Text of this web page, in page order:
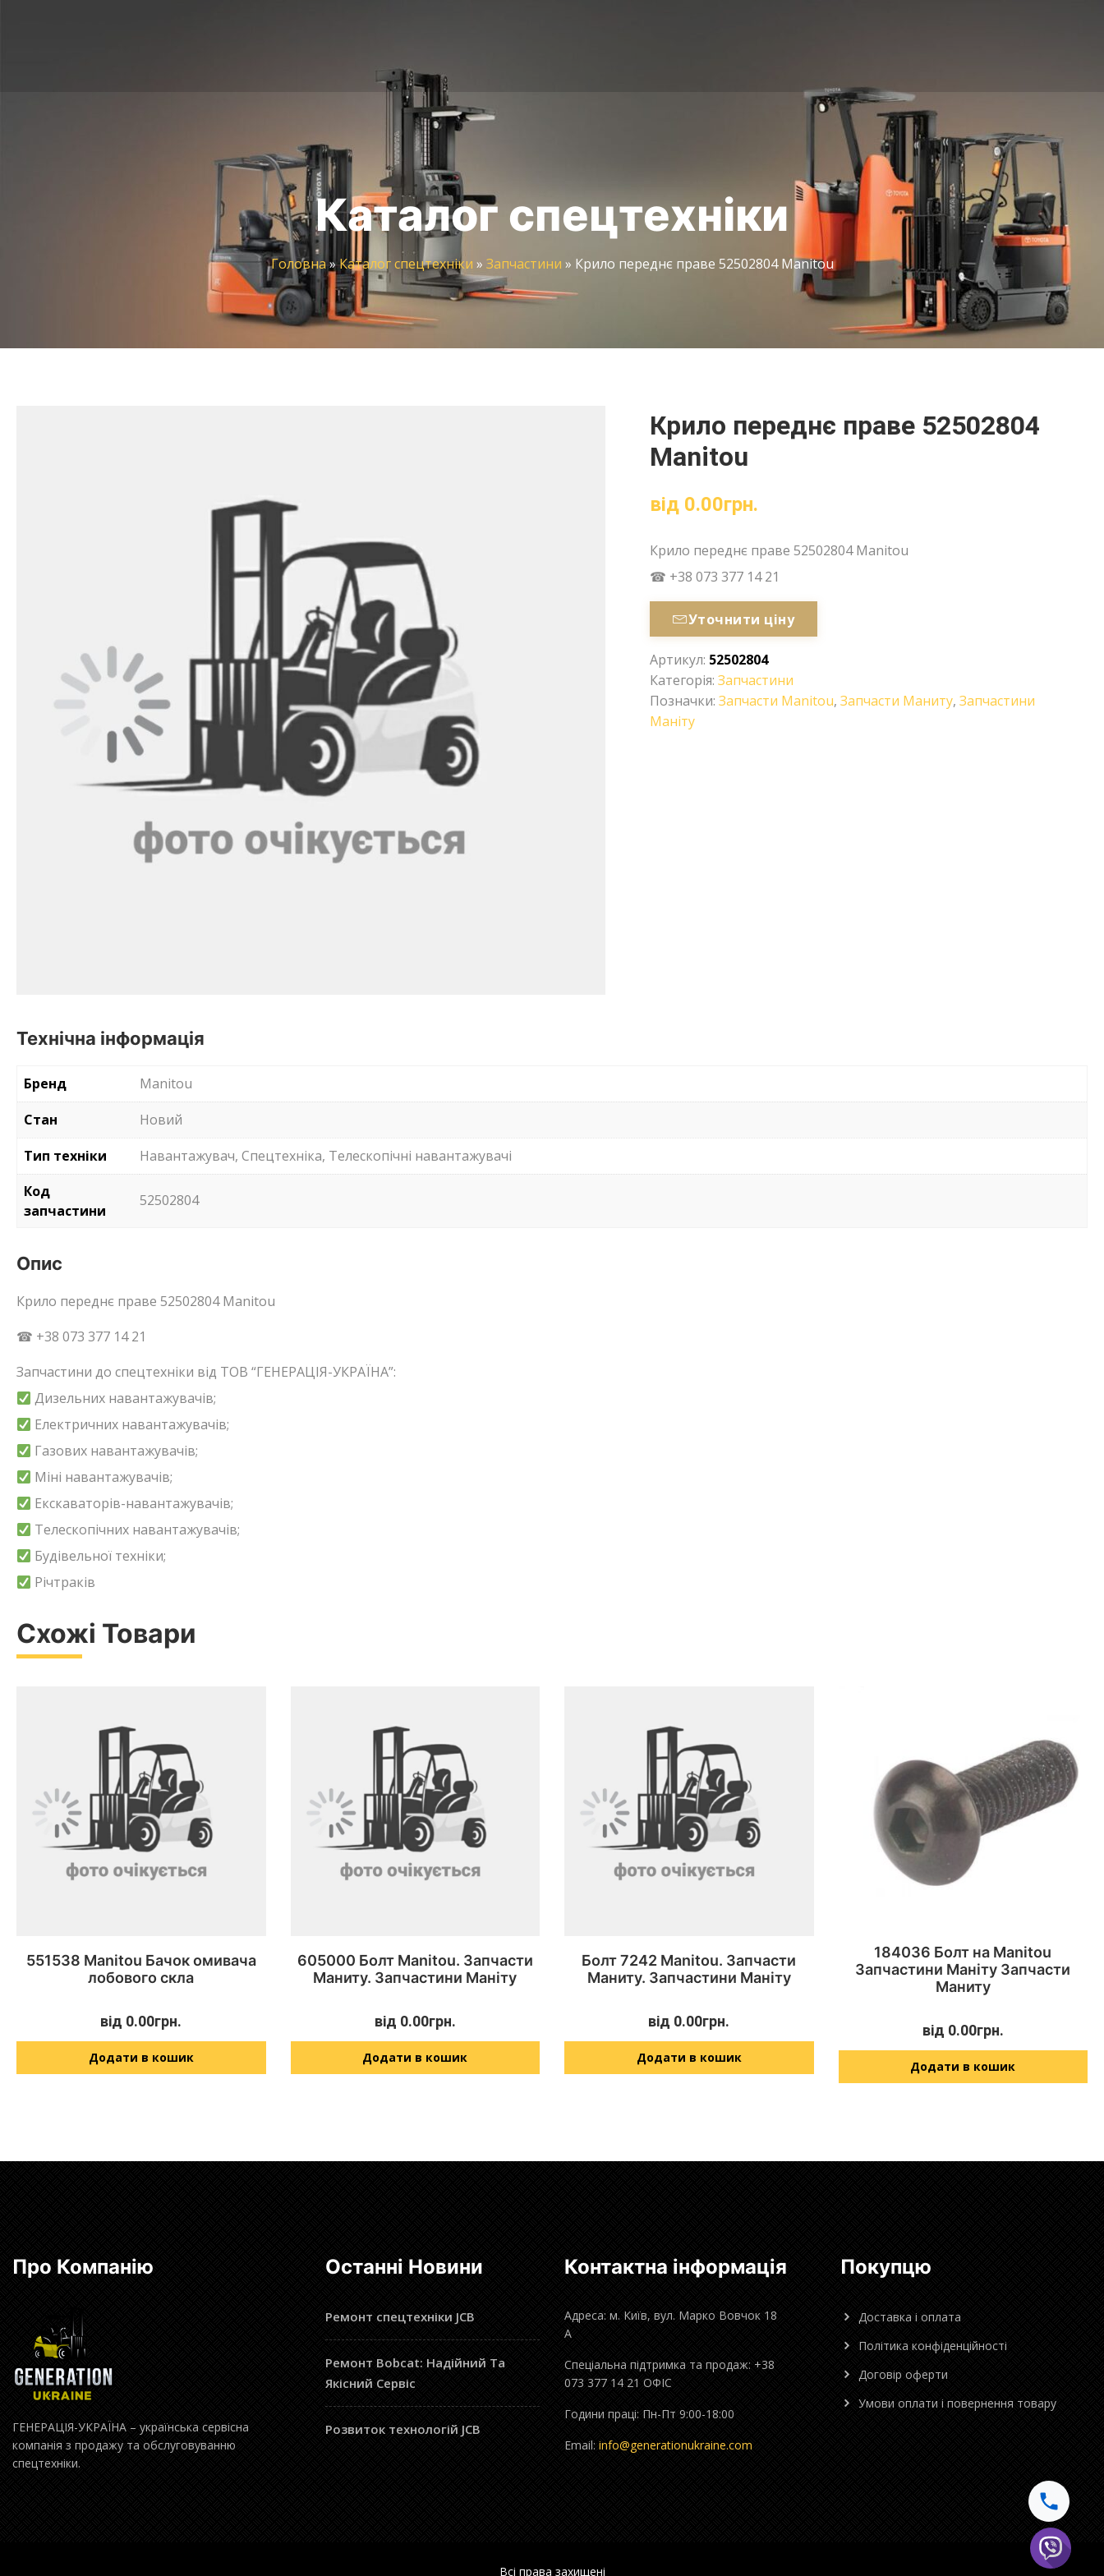
Каталог спецтехніки
Головна »Каталог спецтехніки » Запчастини » Крило переднє праве 52502804 Manitou
Крило переднє праве 52502804
Manitou
від 0.00грн.
Крило переднє праве 52502804 Manitou
☎ +38 073 377 14 21
Уточнити ціну
Артикул: 52502804
Категорія:Запчастини
Позначки:Запчасти Manitou,Запчасти Маниту,Запчастини
Маніту
Технічна інформація
Бренд
Manitou
Стан
Новий
Тип техніки
Навантажувач, Спецтехніка, Телескопічні навантажувачі
Код
запчастини
52502804
Опис
Крило переднє праве 52502804 Manitou
☎ +38 073 377 14 21
Запчастини до спецтехніки від ТОВ “ГЕНЕРАЦІЯ-УКРАЇНА”:
Дизельних навантажувачів;
Електричних навантажувачів;
Газових навантажувачів;
Міні навантажувачів;
Екскаваторів-навантажувачів;
Телескопічних навантажувачів;
Будівельної техніки;
Річтраків
Схожі Товари
551538 Manitou Бачок омивача
лобового скла
від 0.00грн.
Додати в кошик
605000 Болт Manitou. Запчасти
Маниту. Запчастини Маніту
від 0.00грн.
Додати в кошик
Болт 7242 Manitou. Запчасти
Маниту. Запчастини Маніту
від 0.00грн.
Додати в кошик
184036 Болт на Manitou
Запчастини Маніту Запчасти
Маниту
від 0.00грн.
Додати в кошик
Про Компанію
ГЕНЕРАЦІЯ-УКРАЇНА – українська сервісна
компанія з продажу та обслуговуванню
спецтехніки.
Останні Новини
Ремонт спецтехніки JCB
Ремонт Bobcat: Надійний Та
Якісний Сервіс
Розвиток технологій JCB
Контактна інформація
Адреса: м. Київ, вул. Марко Вовчок 18
А
Спеціальна підтримка та продаж: +38
073 377 14 21 ОФІС
Години праці: Пн-Пт 9:00-18:00
Email: info@generationukraine.com
Покупцю
Доставка і оплата
Політика конфіденційності
Договір оферти
Умови оплати і повернення товару
Всі права захищені